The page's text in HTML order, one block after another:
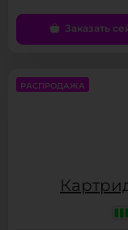
Заказать
РАСПРОДАЖА